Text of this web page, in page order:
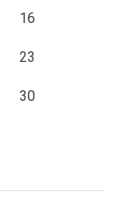
16
23
30